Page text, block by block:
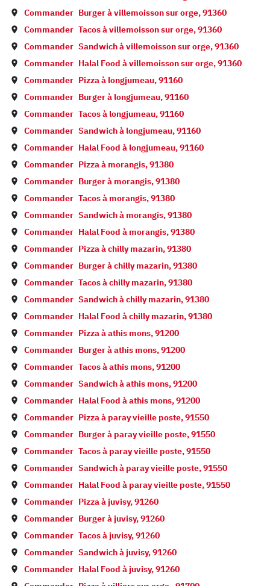
Commander Burger àvillemoisson sur orge,91360
Commander Tacos àvillemoisson sur orge,91360
Commander Sandwich àvillemoisson sur orge,91360
Commander Halal Food àvillemoisson sur orge,91360
Commander Pizza à longjumeau,91160
Commander Burger à longjumeau,91160
Commander Tacos à longjumeau,91160
Commander Sandwich à longjumeau,91160
Commander Halal Food à longjumeau,91160
Commander Pizza à morangis,91380
Commander Burger à morangis,91380
Commander Tacos à morangis,91380
Commander Sandwich à morangis,91380
Commander Halal Food à morangis,91380
Commander Pizza àchilly mazarin,91380
Commander Burger àchilly mazarin,91380
Commander Tacos àchilly mazarin,91380
Commander Sandwich àchilly mazarin,91380
Commander Halal Food àchilly mazarin,91380
Commander Pizza àathis mons,91200
Commander Burger àathis mons,91200
Commander Tacos àathis mons,91200
Commander Sandwich àathis mons,91200
Commander Halal Food àathis mons,91200
Commander Pizza à paray vieille poste,91550
Commander Burger à paray vieille poste,91550
Commander Tacos à paray vieille poste,91550
Commander Sandwich à paray vieille poste,91550
Commander Halal Food à paray vieille poste,91550
Commander Pizza àjuvisy,91260
Commander Burger àjuvisy,91260
Commander Tacos àjuvisy,91260
Commander Sandwich àjuvisy,91260
Commander Halal Food àjuvisy,91260